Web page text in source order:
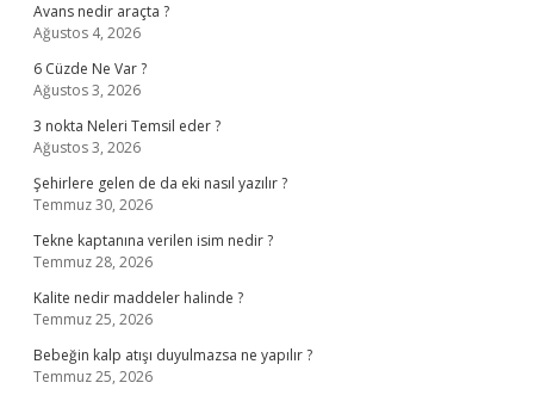
Avans nedir araçta ?
Ağustos 4, 2026
6 Cüzde Ne Var ?
Ağustos 3, 2026
3 nokta Neleri Temsil eder ?
Ağustos 3, 2026
Şehirlere gelen de da eki nasıl yazılır ?
Temmuz 30, 2026
Tekne kaptanına verilen isim nedir ?
Temmuz 28, 2026
Kalite nedir maddeler halinde ?
Temmuz 25, 2026
Bebeğin kalp atışı duyulmazsa ne yapılır ?
Temmuz 25, 2026